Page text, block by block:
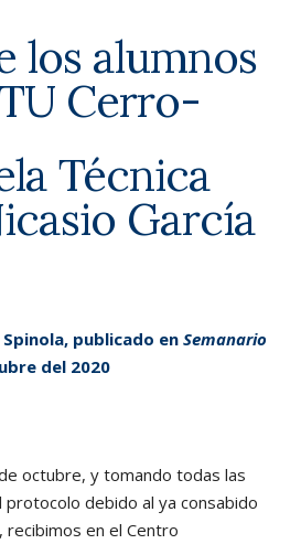
los alumnos
Cerro-
Técnica
García
publicado en Semanario
del 2020
octubre, y tomando todas las
debido al ya consabido
recibimos en el Centro